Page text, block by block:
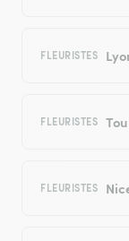
FLEURISTES
FLEURISTES
FLEURISTES